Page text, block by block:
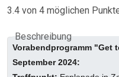
3.4 von 4 möglichen
Beschreibung
Vorabendprogramm "Get
September 2024: